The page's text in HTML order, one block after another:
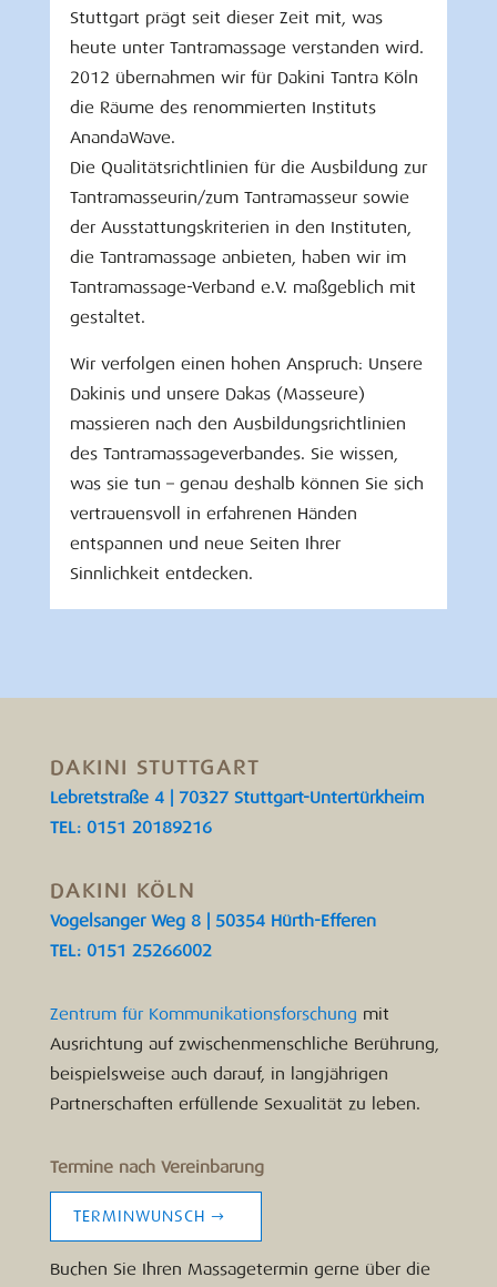
Stuttgart prägt seit dieser Zeit mit, was
heute unter Tantramassage verstanden wird.
2012 übernahmen wir für Dakini Tantra Köln
die Räume des renommierten Instituts
AnandaWave.
Die Qualitätsrichtlinien für die Ausbildung zur
Tantramasseurin/zum Tantramasseur sowie
der Ausstattungskriterien in den Instituten,
die Tantramassage anbieten, haben wir im
Tantramassage-Verband e.V. maßgeblich mit
gestaltet.
Wir verfolgen einen hohen Anspruch: Unsere
Dakinis und unsere Dakas (Masseure)
massieren nach den Ausbildungsrichtlinien
des Tantramassageverbandes. Sie wissen,
was sie tun – genau deshalb können Sie sich
vertrauensvoll in erfahrenen Händen
entspannen und neue Seiten Ihrer
Sinnlichkeit entdecken.
DAKINI STUTTGART
Lebretstraße 4 | 70327 Stuttgart-Untertürkheim
TEL: 0151 20189216
DAKINI KÖLN
Vogelsanger Weg 8 | 50354 Hürth-Efferen
TEL: 0151 25266002
Zentrum für Kommunikationsforschung mit
Ausrichtung auf zwischenmenschliche Berührung,
beispielsweise auch darauf, in langjährigen
Partnerschaften erfüllende Sexualität zu leben.
Termine nach Vereinbarung
TERMINWUNSCH
Buchen Sie Ihren Massagetermin gerne über die